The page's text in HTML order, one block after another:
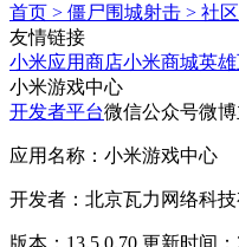
首页 > 僵尸围城射击 > 社区
友情链接
小米应用商店小米商城英
小米游戏中心
开发者平台微信公众号微
应用名称：小米游戏中心
开发者：北京瓦力网络科
版本：13.5.0.70 更新时间：